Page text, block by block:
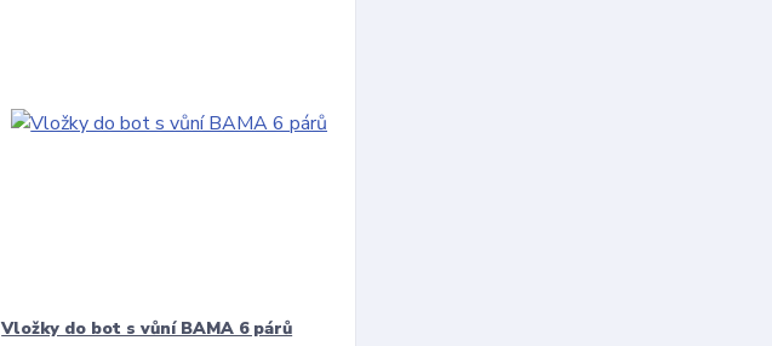
Vložky do bot s vůní BAMA 6 párů